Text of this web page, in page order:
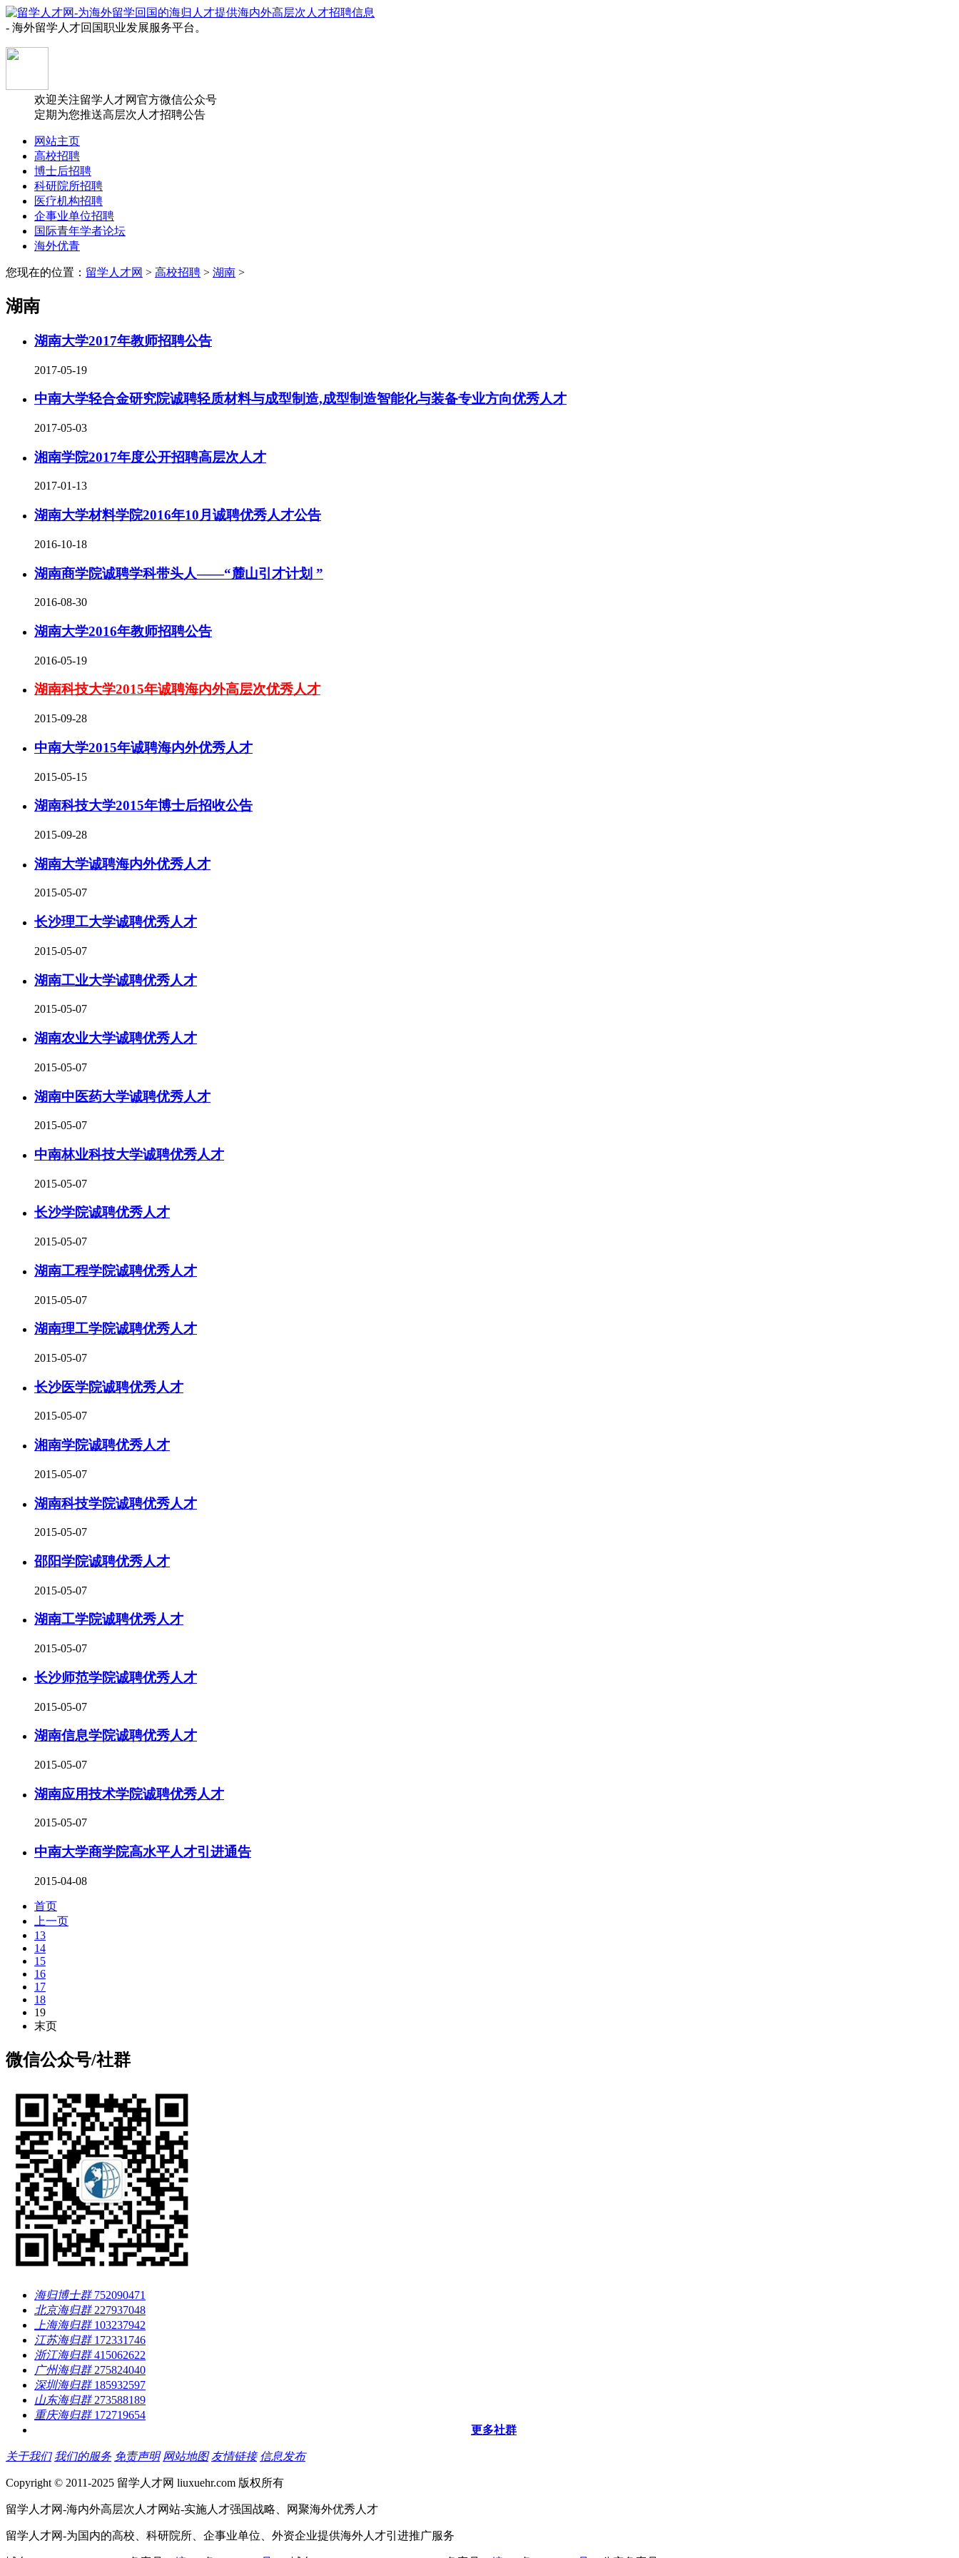
- 海外留学人才回国职业发展服务平台。
欢迎关注留学人才网官方微信公众号
定期为您推送高层次人才招聘公告
网站主页
高校招聘
博士后招聘
科研院所招聘
医疗机构招聘
企事业单位招聘
国际青年学者论坛
海外优青
您现在的位置： 留学人才网 > 高校招聘 > 湖南 >
湖南
湖南大学2017年教师招聘公告
2017-05-19
中南大学轻合金研究院诚聘轻质材料与成型制造,成型制造智能化与装备专业方向优秀人才
2017-05-03
湘南学院2017年度公开招聘高层次人才
2017-01-13
湖南大学材料学院2016年10月诚聘优秀人才公告
2016-10-18
湖南商学院诚聘学科带头人——“麓山引才计划 ”
2016-08-30
湖南大学2016年教师招聘公告
2016-05-19
湖南科技大学2015年诚聘海内外高层次优秀人才
2015-09-28
中南大学2015年诚聘海内外优秀人才
2015-05-15
湖南科技大学2015年博士后招收公告
2015-09-28
湖南大学诚聘海内外优秀人才
2015-05-07
长沙理工大学诚聘优秀人才
2015-05-07
湖南工业大学诚聘优秀人才
2015-05-07
湖南农业大学诚聘优秀人才
2015-05-07
湖南中医药大学诚聘优秀人才
2015-05-07
中南林业科技大学诚聘优秀人才
2015-05-07
长沙学院诚聘优秀人才
2015-05-07
湖南工程学院诚聘优秀人才
2015-05-07
湖南理工学院诚聘优秀人才
2015-05-07
长沙医学院诚聘优秀人才
2015-05-07
湘南学院诚聘优秀人才
2015-05-07
湖南科技学院诚聘优秀人才
2015-05-07
邵阳学院诚聘优秀人才
2015-05-07
湖南工学院诚聘优秀人才
2015-05-07
长沙师范学院诚聘优秀人才
2015-05-07
湖南信息学院诚聘优秀人才
2015-05-07
湖南应用技术学院诚聘优秀人才
2015-05-07
中南大学商学院高水平人才引进通告
2015-04-08
首页
上一页
13
14
15
16
17
18
19
末页
微信公众号/社群
海归博士群 752090471
北京海归群 227937048
上海海归群 103237942
江苏海归群 172331746
浙江海归群 415062622
广州海归群 275824040
深圳海归群 185932597
山东海归群 273588189
重庆海归群 172719654
更多社群
关于我们 我们的服务 免责声明 网站地图 友情链接 信息发布
Copyright © 2011-2025 留学人才网 liuxuehr.com 版权所有
留学人才网-海内外高层次人才网站-实施人才强国战略、网聚海外优秀人才
留学人才网-为国内的高校、科研院所、企事业单位、外资企业提供海外人才引进推广服务